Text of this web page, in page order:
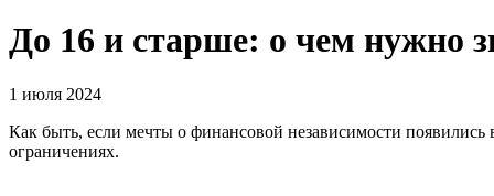
До 16 и старше: о чем нужно
1 июля 2024
Как быть, если мечты о финансовой независимости появились
ограничениях.